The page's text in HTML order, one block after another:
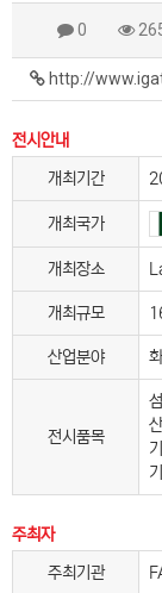
0
http://
전시안내
개최기간
개최국가
개최장소
개최규모
산업분야
전시품목
주최자
주최기관